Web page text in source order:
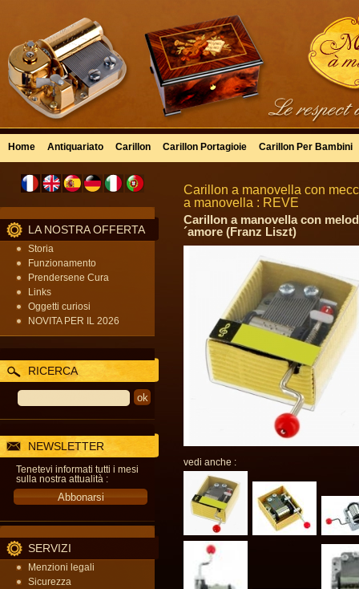
Home Antiquariato Carillon Carillon Portagioie Carillon Per Bambini
LA NOSTRA OFFERTA
Storia
Funzionamento
Prendersene Cura
Links
Oggetti curiosi
NOVITA PER IL 2026
RICERCA
NEWSLETTER
Tenetevi informati tutti i mesi
sulla nostra attualità :
SERVIZI
Menzioni legali
Sicurezza
Carillon a manovella con
a manovella : REVE
Carillon a manovella con
´amore (Franz Liszt)
vedi anche :